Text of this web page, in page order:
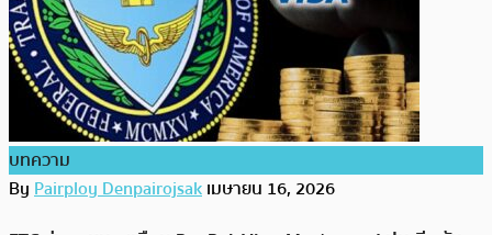
บทความ
ByPairploy Denpairojsakเมษายน 16, 2026